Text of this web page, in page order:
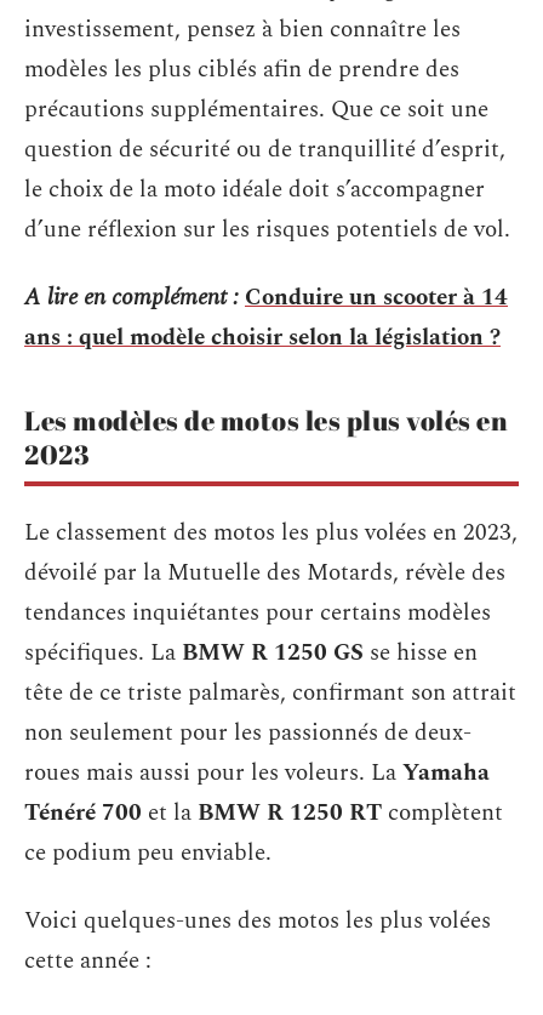
investissement, pensez à bien connaître les
modèles les plus ciblés afin de prendre des
précautions supplémentaires. Que ce soit une
question de sécurité ou de tranquillité d’esprit,
le choix de la moto idéale doit s’accompagner
d’une réflexion sur les risques potentiels de vol.
A lire en complément :Conduire un scooter à 14
ans : quel modèle choisir selon la législation ?
Les modèles de motos les plus volés en
2023
Le classement des motos les plus volées en 2023,
dévoilé par la Mutuelle des Motards, révèle des
tendances inquiétantes pour certains modèles
spécifiques. La BMW R 1250 GS se hisse en
tête de ce triste palmarès, confirmant son attrait
non seulement pour les passionnés de deux-
roues mais aussi pour les voleurs. LaYamaha
Ténéré 700 et la BMW R 1250 RT complètent
ce podium peu enviable.
Voici quelques-unes des motos les plus volées
cette année :